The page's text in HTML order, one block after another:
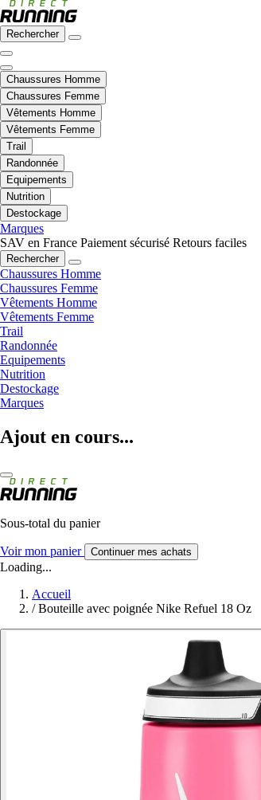
Rechercher
Chaussures Homme
Chaussures Femme
Vêtements Homme
Vêtements Femme
Trail
Randonnée
Equipements
Nutrition
Destockage
Marques
SAV en France Paiement sécurisé Retours faciles
Rechercher
Chaussures Homme
Chaussures Femme
Vêtements Homme
Vêtements Femme
Trail
Randonnée
Equipements
Nutrition
Destockage
Marques
Ajout en cours...
Sous-total du panier
Voir mon panier Continuer mes achats
Loading...
Accueil
/ Bouteille avec poignée Nike Refuel 18 Oz